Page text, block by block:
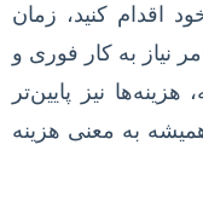
اقدام کنید، زمان
نیاز به کار فوری و
نیز پایین‌تر
به معنی هزینه